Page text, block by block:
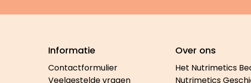
Informatie
Contactformulier
Veelgestelde vragen
Over ons
Het Nutrimetics
Nutrimetics